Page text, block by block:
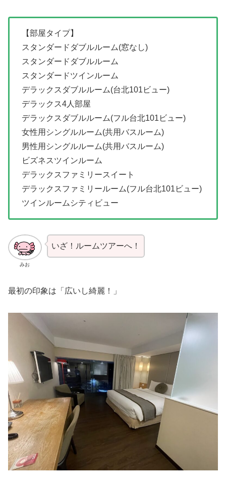
【部屋タイプ】
スタンダードダブルルーム(窓なし)
スタンダードダブルルーム
スタンダードツインルーム
デラックスダブルルーム(台北101ビュー)
デラックス4人部屋
デラックスダブルルーム(フル台北101ビュー)
女性用シングルルーム(共用バスルーム)
男性用シングルルーム(共用バスルーム)
ビズネスツインルーム
デラックスファミリースイート
デラックスファミリールーム(フル台北101ビュー)
ツインルームシティビュー
みお
いざ！ルームツアーへ！
最初の印象は「広いし綺麗！」